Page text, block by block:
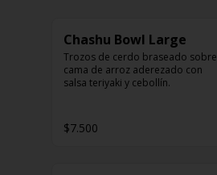
Chashu Bowl Large
Trozos de cerdo braseado sobre
cama de arroz aderezado con
salsa teriyaki y cebollín.
$7.500